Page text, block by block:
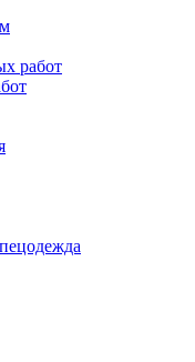
работ